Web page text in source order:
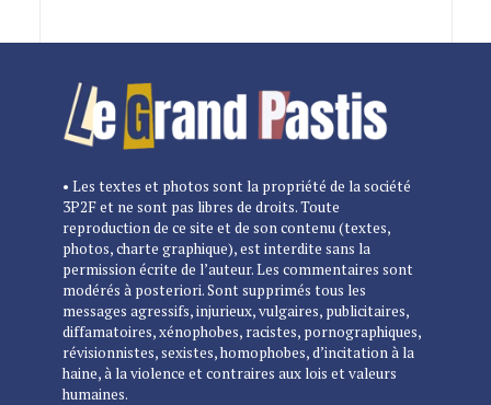
• Les textes et photos sont la propriété de la société
3P2F et ne sont pas libres de droits. Toute
reproduction de ce site et de son contenu (textes,
photos, charte graphique), est interdite sans la
permission écrite de l’auteur. Les commentaires sont
modérés à posteriori. Sont supprimés tous les
messages agressifs, injurieux, vulgaires, publicitaires,
diffamatoires, xénophobes, racistes, pornographiques,
révisionnistes, sexistes, homophobes, d’incitation à la
haine, à la violence et contraires aux lois et valeurs
humaines.